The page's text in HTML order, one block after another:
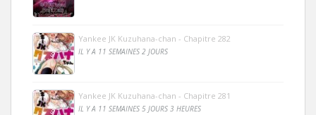
Yankee JK Kuzuhana-chan - Chapitre 282
IL Y A 11 SEMAINES 2 JOURS
Yankee JK Kuzuhana-chan - Chapitre 281
IL Y A 11 SEMAINES 5 JOURS 3 HEURES